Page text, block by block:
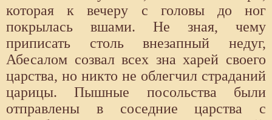
которая к вечеру с головы до ног
покрылась вшами. Не зная, чему
приписать столь внезапный недуг,
Абесалом созвал всех зна харей своего
царства, но никто не облегчил страданий
царицы. Пышные посольства были
отправлены в соседние царства с